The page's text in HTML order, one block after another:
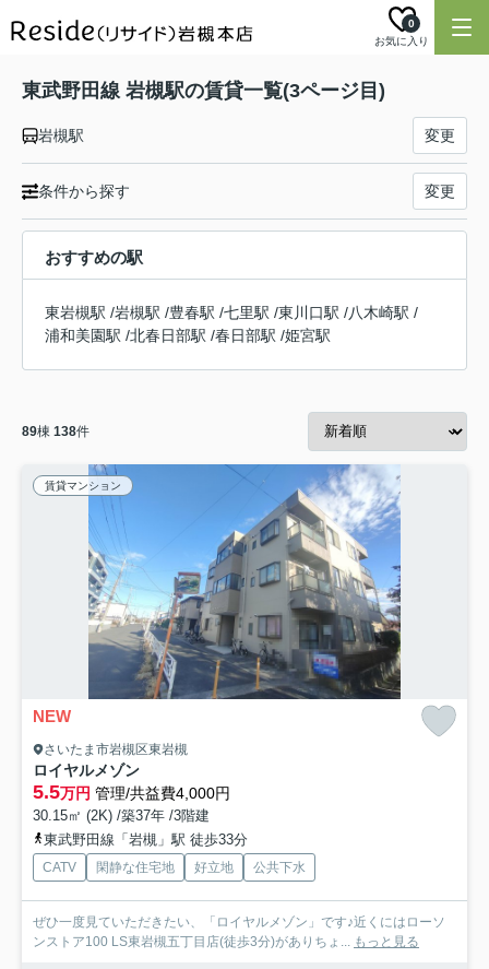
お気に入り
0
東武野田線 岩槻駅の賃貸一覧(3ページ目)
岩槻駅 変更
条件から探す 変更
おすすめの駅
東岩槻駅 /岩槻駅 /豊春駅 /七里駅 /東川口駅 /八木崎駅 /
浦和美園駅 /北春日部駅 /春日部駅 /姫宮駅
89棟 138件
賃貸マンション
NEW
さいたま市岩槻区東岩槻
ロイヤルメゾン
5.5万円 管理/共益費4,000円
30.15㎡ (2K) /築37年 /3階建
東武野田線「岩槻」駅 徒歩33分
CATV 閑静な住宅地 好立地 公共下水
ぜひ一度見ていただきたい、「ロイヤルメゾン」です♪近くにはローソ
ンストア100 LS東岩槻五丁目店(徒歩3分)がありちょ... もっと見る